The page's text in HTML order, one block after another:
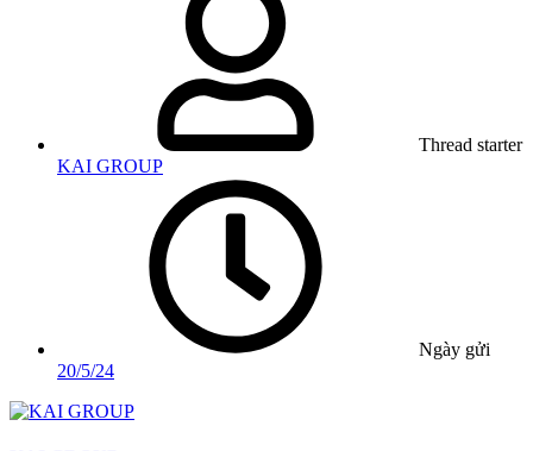
Thread starter
KAI GROUP
Ngày gửi
20/5/24